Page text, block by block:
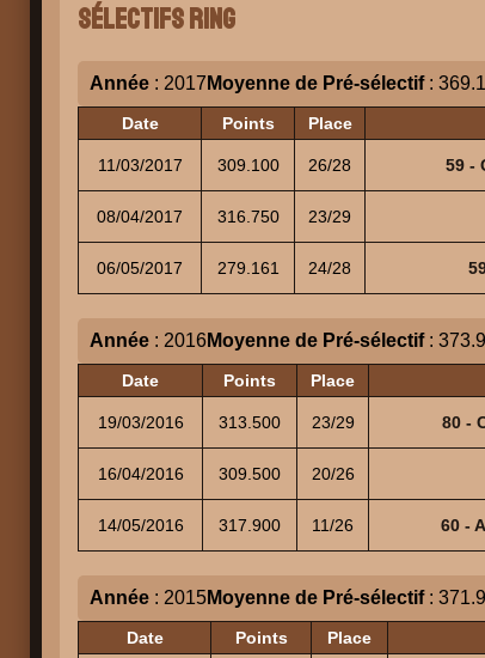
Sélectifs Ring
Année : 2017 Moyenne de Pré-sélectif:
Date Points Place
11/03/2017 309.100 26/28 59 -
08/04/2017 316.750 23/29
06/05/2017 279.161 24/28
Année : 2016Moyenne de Pré-sélectif:
Date Points Place
19/03/2016 313.500 23/29 80 -
16/04/2016 309.500 20/26
14/05/2016 317.900 11/26 60 -
Année : 2015Moyenne de Pré-sélectif:
Date Points Place